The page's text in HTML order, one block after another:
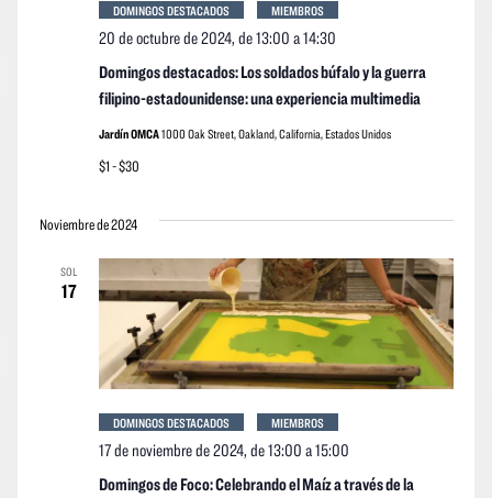
Domingos destacados: Los soldados búfalo y la guerra
filipino-estadounidense: una experiencia multimedia
20 de octubre de 2024, de 13:00 a14:30
DOMINGOS DESTACADOS MIEMBROS
Jardín OMCA1000 Oak Street, Oakland, California, Estados Unidos
$1 - $30
Noviembre de 2024
SOL
17
Domingos de Foco: Celebrando el Maíz a través de la
17 de noviembre de 2024, de 13:00 a15:00
DOMINGOS DESTACADOS MIEMBROS